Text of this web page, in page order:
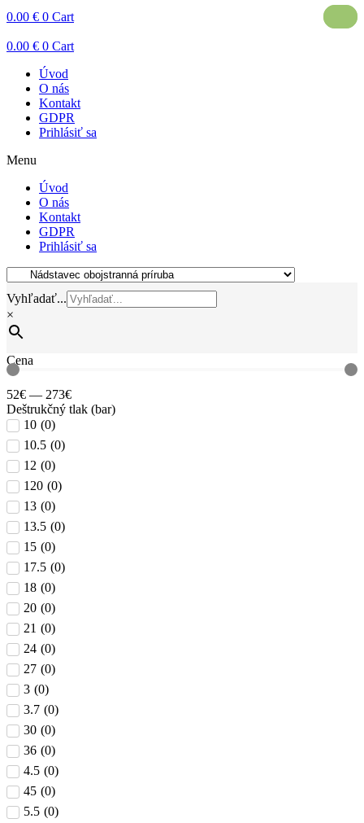
0.00 € 0 Cart
0.00 € 0 Cart
Úvod
O nás
Kontakt
GDPR
Prihlásiť sa
Menu
Úvod
O nás
Kontakt
GDPR
Prihlásiť sa
Vyhľadať...
×
Cena
52€ — 273€
Deštrukčný tlak (bar)
10 (0)
10.5 (0)
12 (0)
120 (0)
13 (0)
13.5 (0)
15 (0)
17.5 (0)
18 (0)
20 (0)
21 (0)
24 (0)
27 (0)
3 (0)
3.7 (0)
30 (0)
36 (0)
4.5 (0)
45 (0)
5.5 (0)